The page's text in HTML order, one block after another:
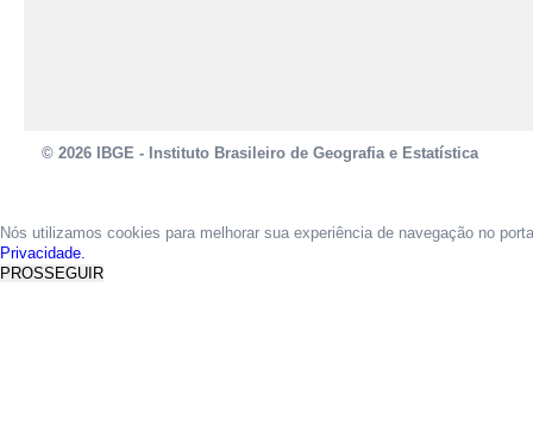
© 2026 IBGE - Instituto Brasileiro de Geografia e Estatística
Nós utilizamos cookies para melhorar sua experiência de navegação no
Privacidade.
PROSSEGUIR